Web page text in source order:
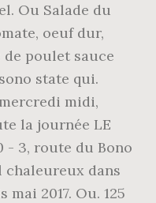
Ou Salade du
oeuf dur,
de poulet sauce
state qui.
midi,
la journée LE
- 3, route du Bono
chaleureux dans
2017. Ou. 125